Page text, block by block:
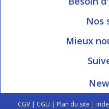
Ouvert du
Nos
Blog
Mieux
Qui
On
CGV | CGU | Plan du site |